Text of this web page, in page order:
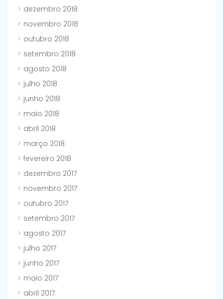
dezembro 2018
novembro 2018
outubro 2018
setembro 2018
agosto 2018
julho 2018
junho 2018
maio 2018
abril 2018
março 2018
fevereiro 2018
dezembro 2017
novembro 2017
outubro 2017
setembro 2017
agosto 2017
julho 2017
junho 2017
maio 2017
abril 2017